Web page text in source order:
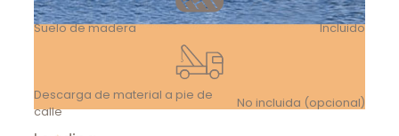
Suelo de madera Incluido
Descarga de material a pie de
calle
No incluida (opcional)